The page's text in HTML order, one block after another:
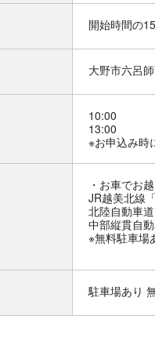
開始時間の
大野市六呂
10:00
13:00
※お申込み時
お車でお
JR越美北線
北陸自動車
中部縦貫自
※無料駐車場
駐車場あり